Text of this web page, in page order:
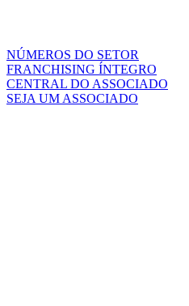
NÚMEROS DO SETOR
FRANCHISING ÍNTEGRO
CENTRAL DO ASSOCIADO
SEJA UM ASSOCIADO